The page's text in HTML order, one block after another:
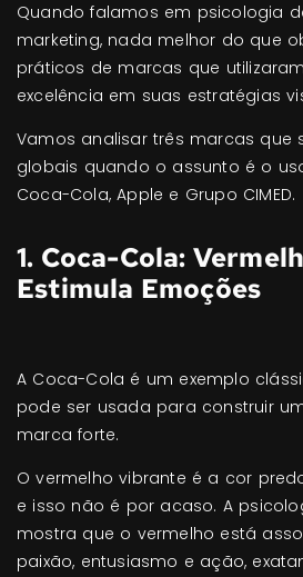
Quando falamos em psicologia
marketing, nada melhor do que
práticos de marcas que
excelência em suas estratégias
Vamos analisar três marcas que
globais quando o assunto é o
Coca-Cola, Apple e Grupo CIMED.
1. Coca-Cola:
Estimula Emoções
A Coca-Cola é um exemplo
pode ser usada para construir
marca forte.
O vermelho vibrante é a cor
e isso não é por acaso. A
mostra que o vermelho está
paixão, entusiasmo e ação,